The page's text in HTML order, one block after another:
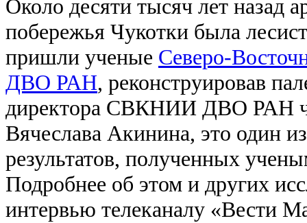
Около десяти тысяч лет назад
побережья Чукотки была
пришли ученые Северо-
ДВО РАН, реконструировав
директора СВКНИИ ДВО РАН
Вячеслава Акинина, это один
результатов, полученных
Подробнее об этом и других
интервью телеканалу «Вести